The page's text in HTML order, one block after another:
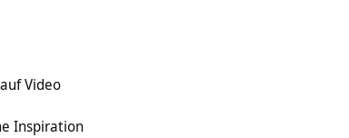
Video
Inspiration